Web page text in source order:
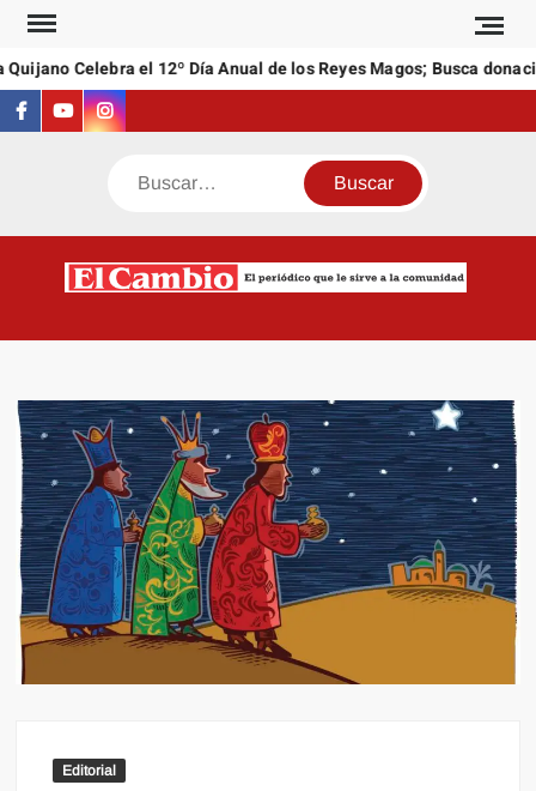
Saltar
contenidoCelebra el 12º Día Anual de los Reyes Magos; Busca
Facebook
YoutubeInstagram
Buscar
Editorial